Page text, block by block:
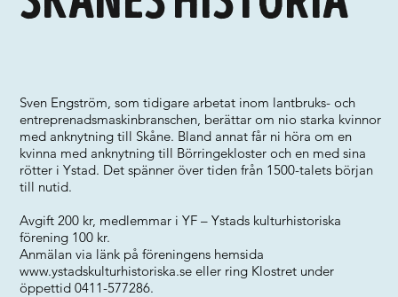
Sven Engström, som tidigare arbetat inom lantbruks- och
entreprenadsmaskinbranschen, berättar om nio starka kvinnor
med anknytning till Skåne. Bland annat får ni höra om en
kvinna med anknytning till Börringekloster och en med sina
rötter i Ystad. Det spänner över tiden från 1500-talets början
till nutid.
Avgift 200 kr, medlemmar i YF – Ystads kulturhistoriska
förening 100 kr.
Anmälan via länk på föreningens hemsida
www.ystadskulturhistoriska.se eller ring Klostret under
öppettid 0411-577286.